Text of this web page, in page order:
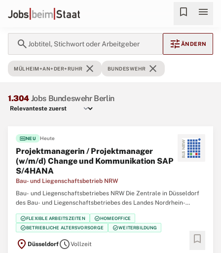
bookmark menu
search Jobtitel, Stichwort oder Arbeitgeber tune ÄNDERN
MÜLHEIM+AN+DER+RUHR close BUNDESWEHR close
1.304 Jobs Bundeswehr Berlin
fiber_newNEU Heute
Projektmanagerin / Projektmanager
(w/m/d) Change und Kommunikation SAP
S/4HANA
Bau- und Liegenschaftsbetrieb NRW
Bau- und Liegenschaftsbetriebes NRW Die Zentrale in Düsseldorf
des Bau- und Liegenschaftsbetriebes des Landes Nordrhein-
Westfalen (BLB NRW) sucht zum nächstmöglichen Zeitpunkt
eine/einen Projektmanagerin / Projektmanager (w/m/d) Change und
Kommunikation SAP S/4HANA Der Bau- und Liegenschaftsbetrieb
check_circleFLEXIBLE ARBEITSZEITEN check_circleHOMEOFFICE
check_circleBETRIEBLICHE ALTERSVORSORGE check_circleWEITERBILDUNG
location_on DüsseldorfscheduleVollzeit bookmark